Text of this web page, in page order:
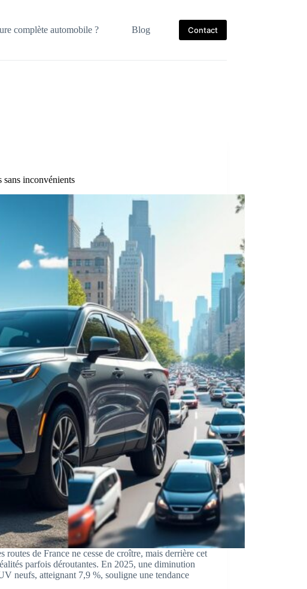
complète automobile ? Blog Contact
sans inconvénients
routes de France ne cesse de croître, mais derrière cet
parfois déroutantes. En 2025, une diminution
neufs, atteignant 7,9 %, souligne une tendance